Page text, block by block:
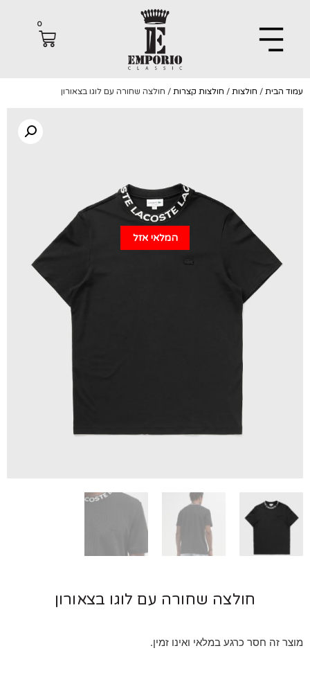
הבית/חולצות /חולצות קצרות / חולצה שחורה עם לוגו בצאורון
חולצה שחורה עם לוגו בצאורון
זה חסר כרגע במלאי ואינו זמין.
המלאי אזל